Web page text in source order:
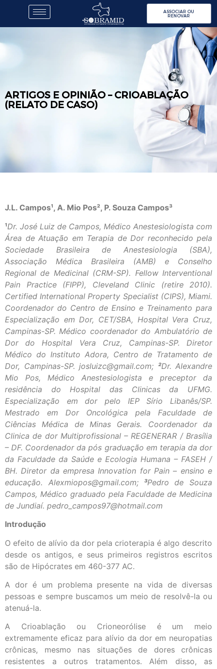
ASSOCIAR OU
RENOVAR
ARTIGOS E OPINIÃO – CRIOABLAÇÃO
(RELATO DE CASO)
J.L. Campos¹, A. Mio Pos², P. Souza Campos³
¹Dr. José Luiz de Campos, Médico Anestesiologista com
Área de Atuação em Terapia de Dor reconhecido pela
Sociedade Brasileira de Anestesiologia (SBA),
Associação Médica Brasileira (AMB) e Conselho
Regional de Medicinal (CRM-SP). Fellow Interventional
Pain Practice (FIPP), Cleveland Clinic (retire 2010).
Certified International Property Specialist (CIPS), Miami.
Coordenador do Centro de Ensino e Treinamento para
Especialização em Dor, CET/SBA, Hospital Vera Cruz,
Campinas-SP. Médico coordenador do Ambulatório de
Dor do Hospital Vera Cruz, Campinas-SP. Diretor
Médico do Instituto Adora, Centro de Tratamento de
Dor, Campinas-SP. josluizc@gmail.com; ²Dr. Alexandre
Mio Pos, Médico Anestesiologista e preceptor da
residência do Hospital das Clinicas da UFMG.
Especialização em dor pelo IEP Sírio Libanês/SP.
Mestrado em Dor Oncológica pela Faculdade de
Ciências Médica de Minas Gerais. Coordenador da
Clinica de dor Multiprofissional – REGENERAR / Brasília
– DF. Coordenador da pós graduação em terapia da dor
da Faculdade da Saúde e Ecologia Humana – FASEH /
BH. Diretor da empresa Innovation for Pain – ensino e
educação. Alexmiopos@gmail.com;³Pedro de Souza
Campos, Médico graduado pela Faculdade de Medicina
de Jundiaí. pedro_campos97@hotmail.com
Introdução
O efeito de alívio da dor pela crioterapia é algo descrito
desde os antigos, e seus primeiros registros escritos
são de Hipócrates em 460-377 AC.
A dor é um problema presente na vida de diversas
pessoas e sempre buscamos um meio de resolvê-la ou
atenuá-la.
A Crioablação ou Crioneorólise é um meio
extremamente eficaz para alívio da dor em neuropatias
crônicas, mesmo nas situações de dores crônicas
resistentes a outros tratamentos. Além disso, as